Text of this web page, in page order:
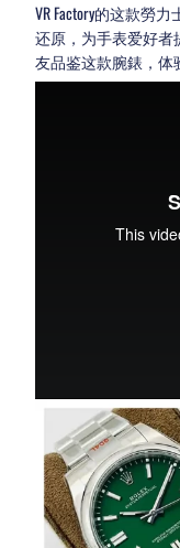
VR Factory的这款勞
还原，为手表爱好
友品鉴这款腕錶，体